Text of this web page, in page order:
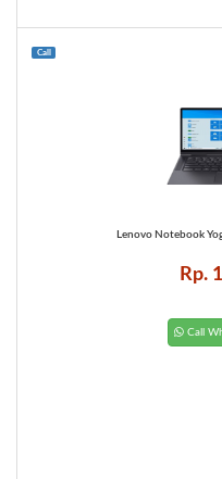
Call
Lenovo Notebook
Rp.
Call